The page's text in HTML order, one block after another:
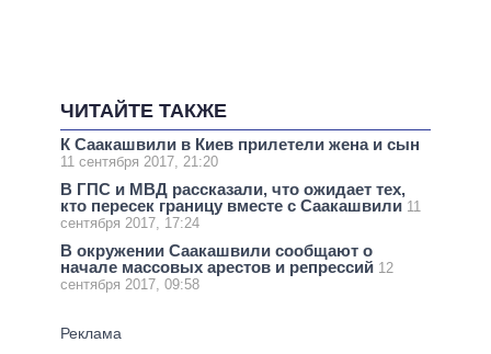
ЧИТАЙТЕ ТАКЖЕ
К Саакашвили в Киев прилетели жена и сын
11 сентября 2017, 21:20
В ГПС и МВД рассказали, что ожидает тех,
кто пересек границу вместе с Саакашвили 11
сентября 2017, 17:24
В окружении Саакашвили сообщают о
начале массовых арестов и репрессий 12
сентября 2017, 09:58